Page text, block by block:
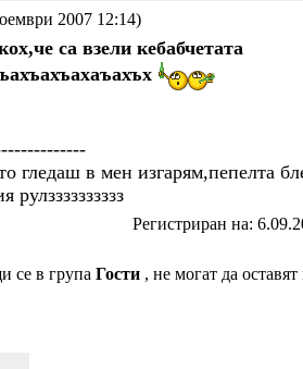
2007 12:14)
са взели кебабчетата
гледаш в мен изгарям,пепелта
рулзззззззззз
Регистриран на:
се в група Гости , не могат да